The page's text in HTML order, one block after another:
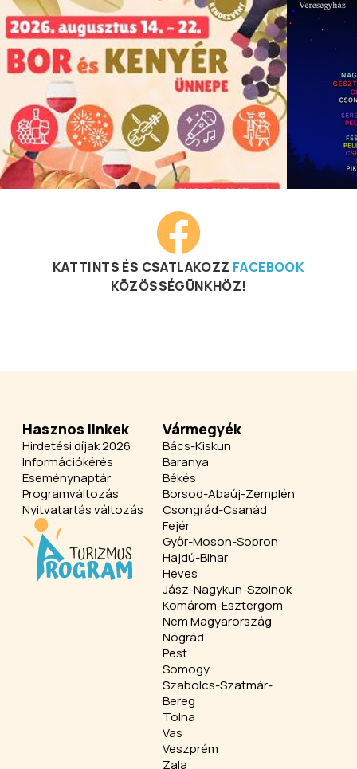
KATTINTS ÉS CSATLAKOZZ FACEBOOK
KÖZÖSSÉGÜNKHÖZ!
Hasznos linkek
Hirdetési díjak 2026
Információkérés
Eseménynaptár
Programváltozás
Nyitvatartás változás
Vármegyék
Bács-Kiskun
Baranya
Békés
Borsod-Abaúj-Zemplén
Csongrád-Csanád
Fejér
Győr-Moson-Sopron
Hajdú-Bihar
Heves
Jász-Nagykun-Szolnok
Komárom-Esztergom
Nem Magyarország
Nógrád
Pest
Somogy
Szabolcs-Szatmár-
Bereg
Tolna
Vas
Veszprém
Zala